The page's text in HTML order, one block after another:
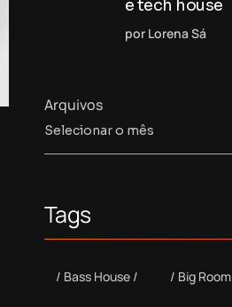
e tech house
por Lorena Sá
Arquivos
Tags
Bass House Big Room